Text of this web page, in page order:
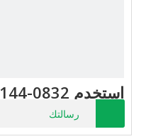
استخدم Cat 144-0832
رسالتك